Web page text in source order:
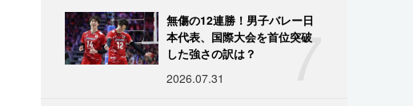
7
無傷の12連勝！男子バレー日
本代表、国際大会を首位突破
した強さの訳は？
2026.07.31